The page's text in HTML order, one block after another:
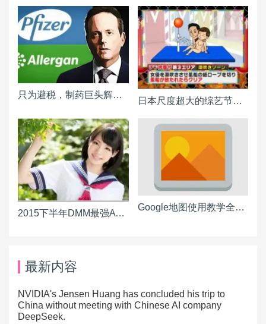
只为避税，制药巨头辉瑞、爱力根 1,600 亿美元合并
日本尺度超大的综艺节目连主持人都大喊“玩这么大可以吗”
2015下半年DMM最强AV女优排名出炉波多野结衣排名仅第三
Google地图使用教学全攻略！让您搞懂如何活用导航、路径规划、街景所有功能
最新内容
NVIDIA's Jensen Huang has concluded his trip to
China without meeting with Chinese AI company
DeepSeek.